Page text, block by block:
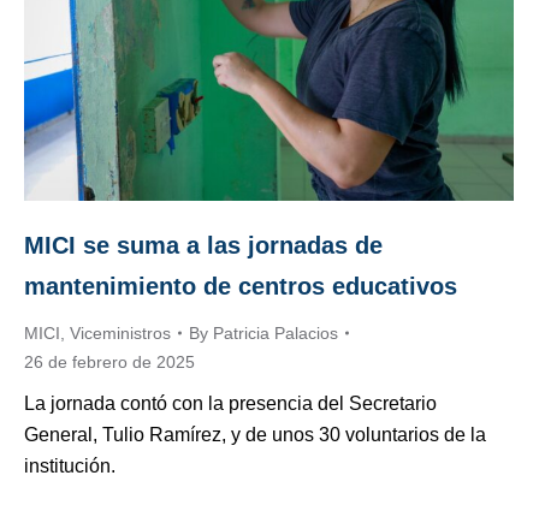
MICI se suma a las jornadas de
mantenimiento de centros educativos
MICI Viceministros By Patricia Palacios
26 de febrero de 2025
La jornada contó con la presencia del Secretario
General, Tulio Ramírez, y de unos 30 voluntarios de la
institución.